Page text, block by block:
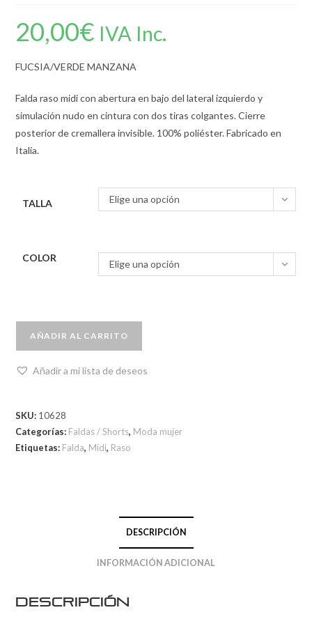
20,00€ IVA Inc.
FUCSIA/VERDE MANZANA
Falda raso midi con abertura en bajo del lateral izquierdo y
simulación nudo en cintura con dos tiras colgantes. Cierre
posterior de cremallera invisible. 100% poliéster. Fabricado en
Italia.
TALLA Elige una opción
COLOR
Elige una opción
AÑADIR AL CARRITO
Añadir a mi lista de deseos
SKU: 10628
Categorías: Faldas / Shorts, Moda mujer
Etiquetas: Falda, Midi, Raso
DESCRIPCIÓN
INFORMACIÓN ADICIONAL
Descripción